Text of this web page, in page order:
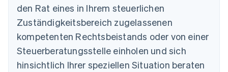
den Rat eines in Ihrem steuerlichen
Zuständigkeitsbereich zugelassenen
kompetenten Rechtsbeistands oder von einer
Steuerberatungsstelle einholen und sich
hinsichtlich Ihrer speziellen Situation beraten
DeutschEnglish
Estland
English
Festlandchina
简体中文English
Finnland